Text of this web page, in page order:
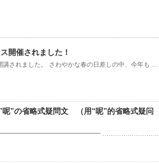
開催されました！
講されました。 さわやかな春の日差しの中、今年も …
呢”の省略式疑問文 （用“呢”的省略式疑问
………………………